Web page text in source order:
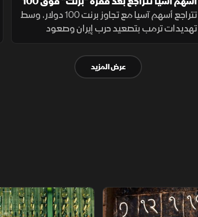
دولار.. و"إنتل" تتجاوز التوقعات
تتراجع أسهم آسيا مع تجاوز برنت 100 دولار، وسط
تهديدات ترمب بتصعيد حرب إيران وصعود
سندات أميركا. بينما قفز سهم "إنتل" بفضل عملاء
الذكاء الاصطناعي، وتعهدت كامبوديا لـ"بلومبرغ"
بمكافحة شبكات الاحتيال.
عرض المزيد
سلاسل الاستهلاك